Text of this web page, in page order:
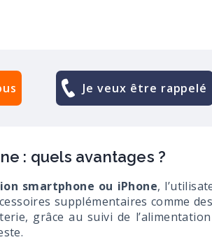
Je veux être rappelé
: quels avantages ?
smartphone ou iPhone,
supplémentaires comme
grâce au suivi de